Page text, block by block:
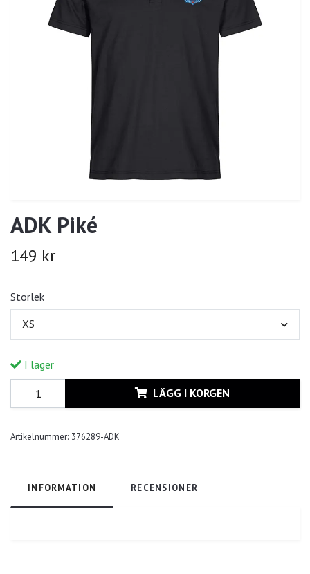
ADK Piké
149 kr
Storlek
XS
I lager
LÄGG I KORGEN
Artikelnummer: 376289-ADK
INFORMATION RECENSIONER